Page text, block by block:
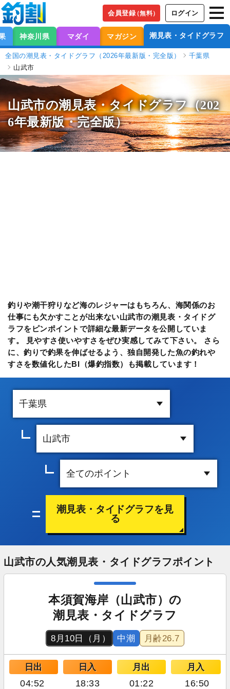
会員登録（無料） ログイン
神奈川県 マダイ マガジン 潮見表・タイドグラフ
全国の潮見表・タイドグラフ（2026年最新版・完全版）
千葉県
山武市
山武市の潮見表・タイドグラフ（202
6年最新版・完全版）
釣りや潮干狩りなど海のレジャーはもちろん、海関係のお
仕事にも欠かすことが出来ない山武市の潮見表・タイドグ
ラフをピンポイントで詳細な最新データを公開していま
す。 見やすさ使いやすさをぜひ実感してみて下さい。 さら
に、釣りで釣果を伸ばせるよう、独自開発した魚の釣れや
すさを数値化したBI（爆釣指数）も掲載しています！
潮見表・タイドグラフを見
る
山武市の人気潮見表・タイドグラフポイント
本須賀海岸（山武市）の
潮見表・タイドグラフ
8月10日（月） 中潮 月齢26.7
日出 日入 月出 月入
04:52 18:33 01:22 16:50